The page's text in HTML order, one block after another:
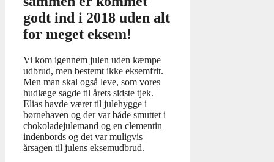
godt ind i 2018 uden alt
for meget eksem!
Vi kom igennem julen uden kæmpe
udbrud, men bestemt ikke eksemfrit.
Men man skal også leve, som vores
hudlæge sagde til årets sidste tjek.
Elias havde været til julehygge i
børnehaven og der var både smuttet i
chokoladejulemand og en clementin
indenbords og det var muligvis
årsagen til julens eksemudbrud.